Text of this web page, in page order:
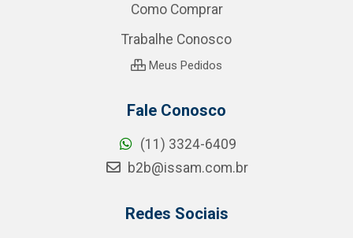
Como Comprar
Trabalhe Conosco
Meus Pedidos
Fale Conosco
(11) 3324-6409
b2b@issam.com.br
Redes Sociais